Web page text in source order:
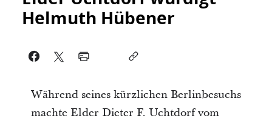
Helmuth Hübener
Während seines kürzlichen Berlinbesuchs
machte Elder Dieter F. Uchtdorf vom